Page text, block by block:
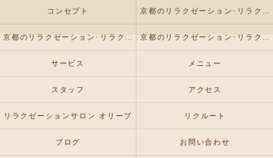
コンセプト 京都のリラクゼーション･リラクゼーションサロン オリーブの口コミ情報
京都のリラクゼーション･リラクゼーションサロン オリーブの評判 京都のリラクゼーション･リラクゼーションサロン オリーブのお客様の声
サービス メニュー
スタッフ アクセス
リラクゼーションサロン オリーブ リクルート
ブログ お問い合わせ